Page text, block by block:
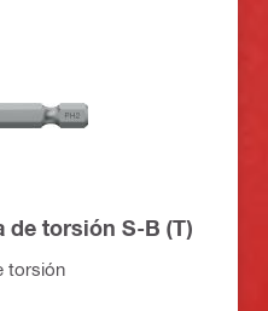
de torsión S-B (T)
torsión